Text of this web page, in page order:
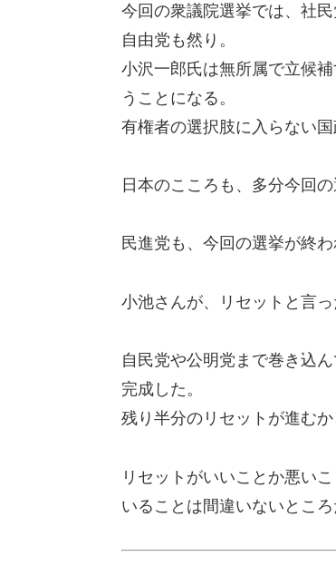
今回の衆議院選挙では、社民
自由党も然り。
小沢一郎氏は無所属で立候
うことになる。
有権者の選択肢に入らない
日本のこころも、多分今回の
民進党も、今回の選挙が終
小池さんが、リセットと言っ
自民党や公明党まで巻き込
完成した。
残り半分のリセットが進む
リセットがいいことか悪い
いることは間違いないところ